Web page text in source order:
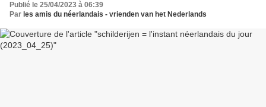
Publié le 25/04/2023 à 06:39
Par les amis du néerlandais - vrienden van het Nederlands